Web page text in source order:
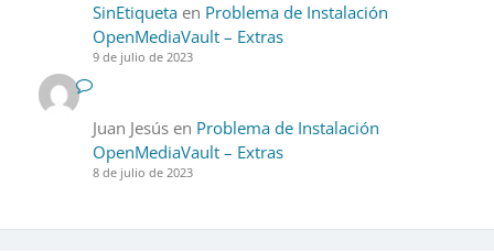
SinEtiquetaen Problema de Instalación
OpenMediaVault – Extras
9 de julio de 2023
Juan Jesúsen Problema de Instalación
OpenMediaVault – Extras
8 de julio de 2023